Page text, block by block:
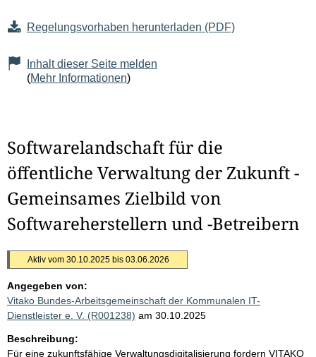
Regelungsvorhaben herunterladen (PDF)
Inhalt dieser Seite melden
(Mehr Informationen)
Softwarelandschaft für die
öffentliche Verwaltung der Zukunft -
Gemeinsames Zielbild von
Softwareherstellern und -Betreibern
Aktiv vom 30.10.2025 bis 03.06.2026
Angegeben von:
Vitako Bundes-Arbeitsgemeinschaft der Kommunalen IT-
Dienstleister e. V. (R001238) am 30.10.2025
Beschreibung:
Für eine zukunftsfähige Verwaltungsdigitalisierung fordern VITAKO